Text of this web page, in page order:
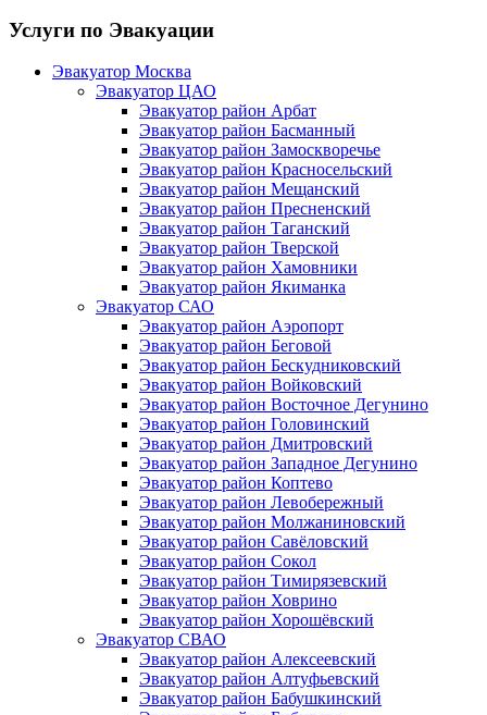
Услуги по Эвакуации
Эвакуатор Москва
Эвакуатор ЦАО
Эвакуатор район Арбат
Эвакуатор район Басманный
Эвакуатор район Замоскворечье
Эвакуатор район Красносельский
Эвакуатор район Мещанский
Эвакуатор район Пресненский
Эвакуатор район Таганский
Эвакуатор район Тверской
Эвакуатор район Хамовники
Эвакуатор район Якиманка
Эвакуатор САО
Эвакуатор район Аэропорт
Эвакуатор район Беговой
Эвакуатор район Бескудниковский
Эвакуатор район Войковский
Эвакуатор район Восточное Дегунино
Эвакуатор район Головинский
Эвакуатор район Дмитровский
Эвакуатор район Западное Дегунино
Эвакуатор район Коптево
Эвакуатор район Левобережный
Эвакуатор район Молжаниновский
Эвакуатор район Савёловский
Эвакуатор район Сокол
Эвакуатор район Тимирязевский
Эвакуатор район Ховрино
Эвакуатор район Хорошёвский
Эвакуатор СВАО
Эвакуатор район Алексеевский
Эвакуатор район Алтуфьевский
Эвакуатор район Бабушкинский